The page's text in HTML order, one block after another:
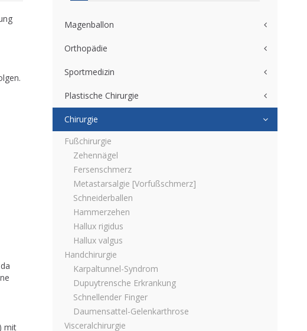
mit
Magenballon
Orthopädie
Sportmedizin
Plastische Chirurgie
Chirurgie
Fußchirurgie
Zehennägel
Fersenschmerz
Metastarsalgie [Vorfußschmerz]
Schneiderballen
Hammerzehen
Hallux rigidus
Hallux valgus
Handchirurgie
Karpaltunnel-Syndrom
Dupuytrensche Erkrankung
Schnellender Finger
Daumensattel-Gelenkarthrose
Visceralchirurgie